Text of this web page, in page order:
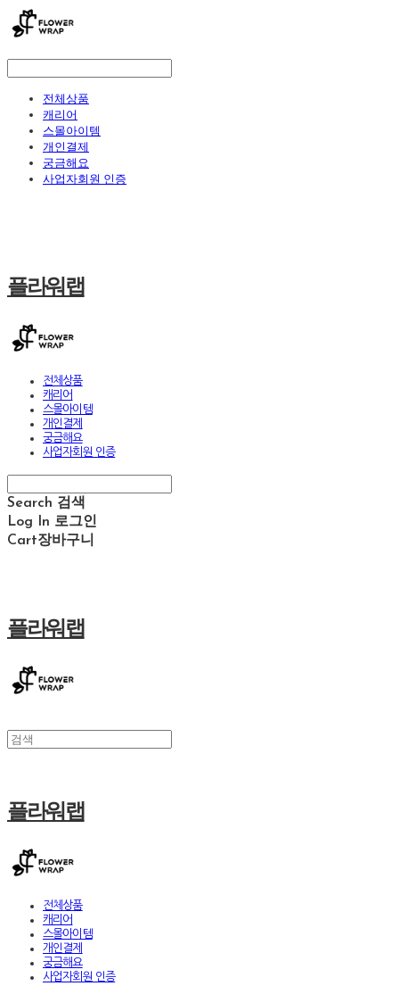
전체상품
캐리어
스몰아이템
개인결제
궁금해요
사업자회원 인증
플라워랩
전체상품
캐리어
스몰아이템
개인결제
궁금해요
사업자회원 인증
Search 검색
Log In 로그인
Cart장바구니
플라워랩
플라워랩
전체상품
캐리어
스몰아이템
개인결제
궁금해요
사업자회원 인증